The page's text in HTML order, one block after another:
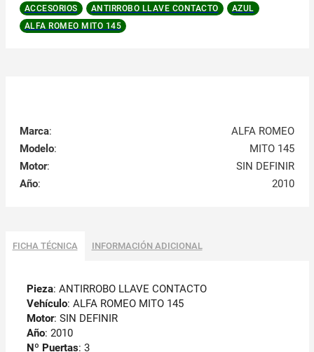
ACCESORIOS ANTIRROBO LLAVE CONTACTO
AZUL
ALFA ROMEO MITO 145
Marca:
ALFA ROMEO
Modelo:
MITO 145
Motor:
SIN DEFINIR
Año: 2010
FICHA TÉCNICA INFORMACIÓN ADICIONAL
Pieza: ANTIRROBO LLAVE CONTACTO
Vehículo: ALFA ROMEO MITO 145
Motor: SIN DEFINIR
Año: 2010
Nº Puertas: 3